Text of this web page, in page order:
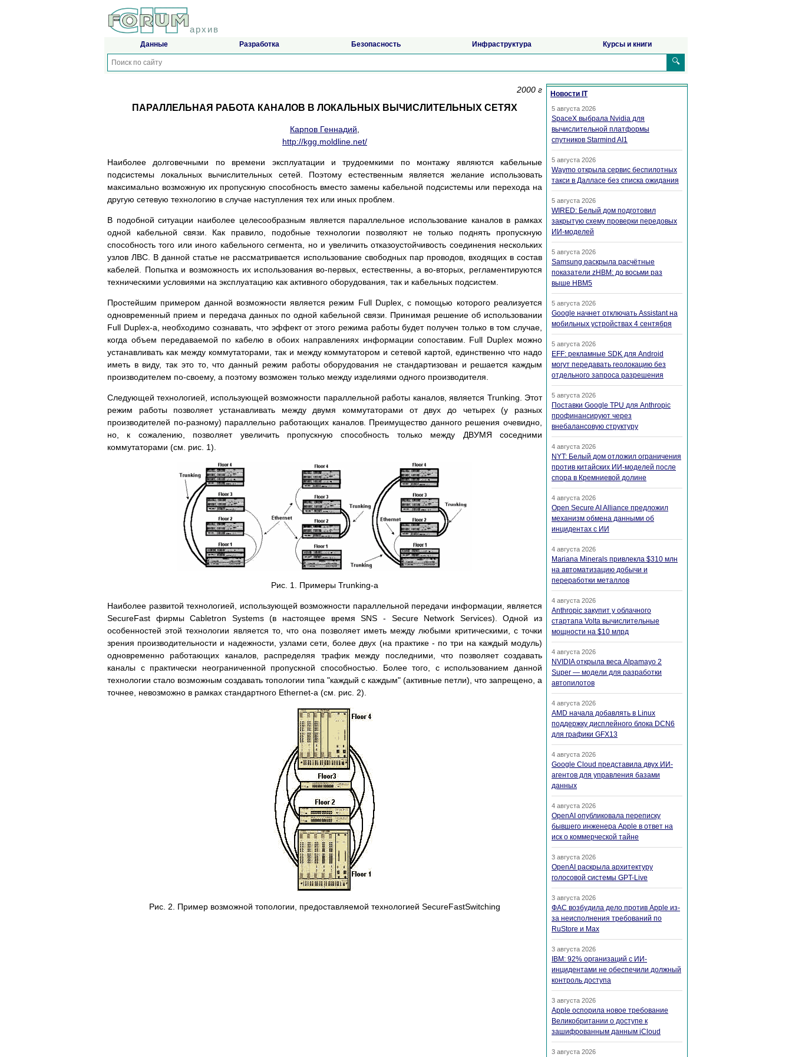
архив
Данные Разработка Безопасность Инфраструктура Курсы и книги
🔍
2000 г
ПАРАЛЛЕЛЬНАЯ РАБОТА КАНАЛОВ В ЛОКАЛЬНЫХ ВЫЧИСЛИТЕЛЬНЫХ СЕТЯХ
Карпов Геннадий
http://kgg.moldline.net/
Наиболее долговечными по времени эксплуатации и трудоемкими по монтажу являются кабельные
подсистемы локальных вычислительных сетей. Поэтому естественным является желание использовать
максимально возможную их пропускную способность вместо замены кабельной подсистемы или перехода на
другую сетевую технологию в случае наступления тех или иных проблем.
В подобной ситуации наиболее целесообразным является параллельное использование каналов в рамках
одной кабельной связи. Как правило, подобные технологии позволяют не только поднять пропускную
способность того или иного кабельного сегмента, но и увеличить отказоустойчивость соединения нескольких
узлов ЛВС. В данной статье не рассматривается использование свободных пар проводов, входящих в состав
кабелей. Попытка и возможность их использования во-первых, естественны, а во-вторых, регламентируются
техническими условиями на эксплуатацию как активного оборудования, так и кабельных подсистем.
Простейшим примером данной возможности является режим Full Duplex, с помощью которого реализуется
одновременный прием и передача данных по одной кабельной связи. Принимая решение об использовании
Full Duplex-а, необходимо сознавать, что эффект от этого режима работы будет получен только в том случае,
когда объем передаваемой по кабелю в обоих направлениях информации сопоставим. Full Duplex можно
устанавливать как между коммутаторами, так и между коммутатором и сетевой картой, единственно что надо
иметь в виду, так это то, что данный режим работы оборудования не стандартизован и решается каждым
производителем по-своему, а поэтому возможен только между изделиями одного производителя.
Следующей технологией, использующей возможности параллельной работы каналов, является Trunking. Этот
режим работы позволяет устанавливать между двумя коммутаторами от двух до четырех (у разных
производителей по-разному) параллельно работающих каналов. Преимущество данного решения очевидно,
но, к сожалению, позволяет увеличить пропускную способность только между ДВУМЯ соседними
коммутаторами (см. рис. 1).
Рис. 1. Примеры Trunking-а
Наиболее развитой технологией, использующей возможности параллельной передачи информации, является
SecureFast фирмы Cabletron Systems (в настоящее время SNS - Secure Network Serviсes). Одной из
особенностей этой технологии является то, что она позволяет иметь между любыми критическими, с точки
зрения производительности и надежности, узлами сети, более двух (на практике - по три на каждый модуль)
одновременно работающих каналов, распределяя трафик между последними, что позволяет создавать
каналы с практически неограниченной пропускной способностью. Более того, с использованием данной
технологии стало возможным создавать топологии типа "каждый с каждым" (активные петли), что запрещено, а
точнее, невозможно в рамках стандартного Ethernet-а (см. рис. 2).
Рис. 2. Пример возможной топологии, предоставляемой технологией SecureFastSwitching
Новости IT
5 августа 2026
SpaceX выбрала Nvidia для
вычислительной платформы
спутников Starmind AI1
5 августа 2026
Waymo открыла сервис беспилотных
такси в Далласе без списка ожидания
5 августа 2026
WIRED: Белый дом подготовил
закрытую схему проверки передовых
ИИ-моделей
5 августа 2026
Samsung раскрыла расчётные
показатели zHBM: до восьми раз
выше HBM5
5 августа 2026
Google начнет отключать Assistant на
мобильных устройствах 4 сентября
5 августа 2026
EFF: рекламные SDK для Android
могут передавать геолокацию без
отдельного запроса разрешения
5 августа 2026
Поставки Google TPU для Anthropic
профинансируют через
внебалансовую структуру
4 августа 2026
NYT: Белый дом отложил ограничения
против китайских ИИ-моделей после
спора в Кремниевой долине
4 августа 2026
Open Secure AI Alliance предложил
механизм обмена данными об
инцидентах с ИИ
4 августа 2026
Mariana Minerals привлекла $310 млн
на автоматизацию добычи и
переработки металлов
4 августа 2026
Anthropic закупит у облачного
стартапа Volta вычислительные
мощности на $10 млрд
4 августа 2026
NVIDIA открыла веса Alpamayo 2
Super — модели для разработки
автопилотов
4 августа 2026
AMD начала добавлять в Linux
поддержку дисплейного блока DCN6
для графики GFX13
4 августа 2026
Google Cloud представила двух ИИ-
агентов для управления базами
данных
4 августа 2026
OpenAI опубликовала переписку
бывшего инженера Apple в ответ на
иск о коммерческой тайне
3 августа 2026
OpenAI раскрыла архитектуру
голосовой системы GPT-Live
3 августа 2026
ФАС возбудила дело против Apple из-
за неисполнения требований по
RuStore и Max
3 августа 2026
IBM: 92% организаций с ИИ-
инцидентами не обеспечили должный
контроль доступа
3 августа 2026
Apple оспорила новое требование
Великобритании о доступе к
зашифрованным данным iCloud
3 августа 2026